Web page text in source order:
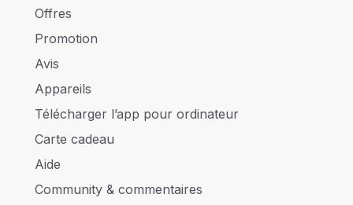
Offres
Promotion
Avis
Appareils
Télécharger l’app pour ordinateur
Carte cadeau
Aide
Community & commentaires